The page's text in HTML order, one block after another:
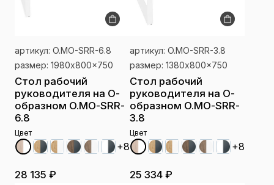
артикул: O.MO-SRR-6.8
размер: 1980x800x750
Стол рабочий
руководителя на О-
образном O.MO-SRR-
6.8
Цвет
+8
28 135 ₽
артикул: O.MO-SRR-3.8
размер: 1380x800x750
Стол рабочий
руководителя на О-
образном O.MO-SRR-
3.8
Цвет
+8
25 334 ₽